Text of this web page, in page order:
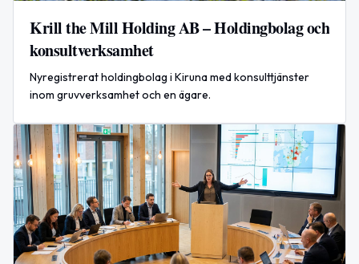
Krill the Mill Holding AB – Holdingbolag och
konsultverksamhet
Nyregistrerat holdingbolag i Kiruna med konsulttjänster
inom gruvverksamhet och en ägare.